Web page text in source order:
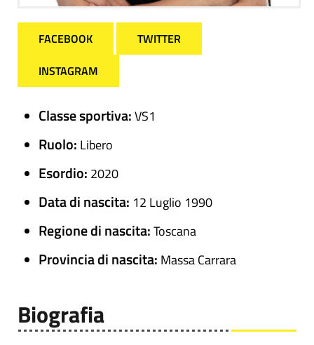
FACEBOOK
TWITTER
INSTAGRAM
Classe sportiva:VS1
Ruolo: Libero
Esordio: 2020
Data di nascita: 12 Luglio 1990
Regione di nascita:Toscana
Provincia di nascita: Massa Carrara
Biografia